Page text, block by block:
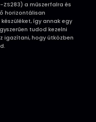
a műszerfalra és
horizontálisan
így annak egy
tudod kezelni
igazítani, hogy útközben